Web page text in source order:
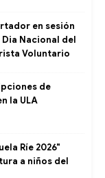
en sesión
Nacional del
Voluntario
de
la ULA
Ríe 2026"
a niños del